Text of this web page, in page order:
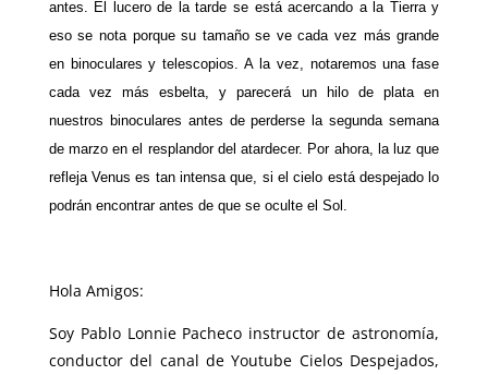
antes. El lucero de la tarde se está acercando a la Tierra y
eso se nota porque su tamaño se ve cada vez más grande
en binoculares y telescopios. A la vez, notaremos una fase
cada vez más esbelta, y parecerá un hilo de plata en
nuestros binoculares antes de perderse la segunda semana
de marzo en el resplandor del atardecer. Por ahora, la luz que
refleja Venus es tan intensa que, si el cielo está despejado lo
podrán encontrar antes de que se oculte el Sol.
Hola Amigos:
Soy Pablo Lonnie Pacheco instructor de astronomía,
conductor del canal de Youtube Cielos Despejados,